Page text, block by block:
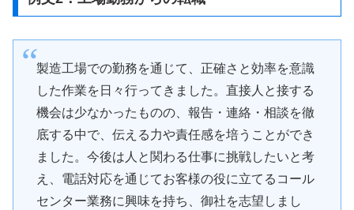
製造工場での勤務を通じて、正確さと効率を意識
した作業を日々行ってきました。直接人と接する
機会は少なかったものの、報告・連絡・相談を徹
底する中で、伝える力や責任感を培うことができ
ました。今後は人と関わる仕事に挑戦したいと考
え、電話対応を通じてお客様の役に立てるコール
センター業務に興味を持ち、御社を志望しまし